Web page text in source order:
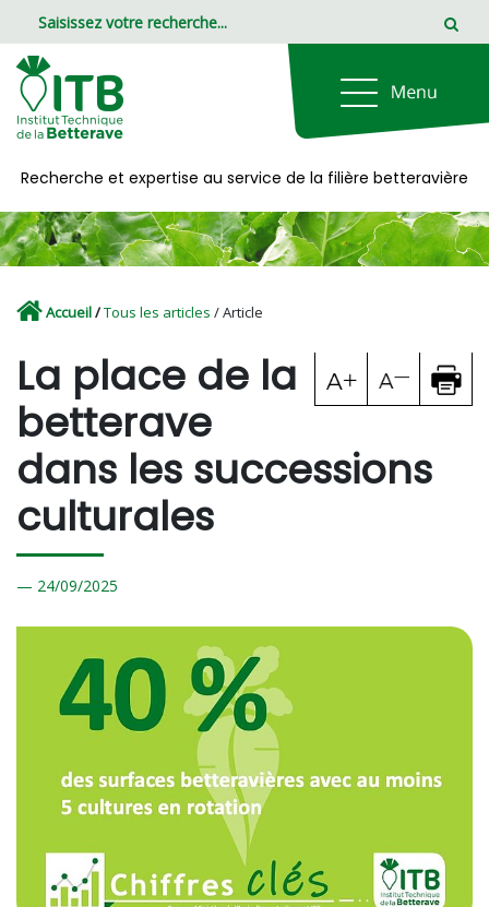
Recherche et expertise au service de la filière betteravière
Accueil/Tous les articles / Article
La place de la
betterave
dans les successions
culturales
24/09/2025
Panneau de gestion des cookies